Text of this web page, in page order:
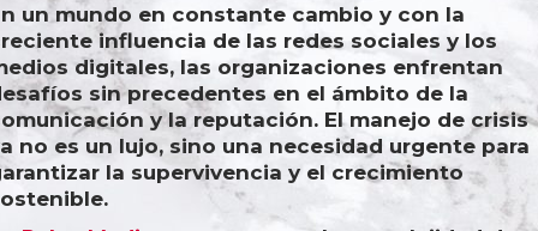
un mundo en constante cambio y con la
influencia de las redes sociales y los
digitales, las organizaciones enfrentan
sin precedentes en el ámbito de la
y la reputación. El manejo de crisis
no es un lujo, sino una necesidad urgente para
la supervivencia y el crecimiento